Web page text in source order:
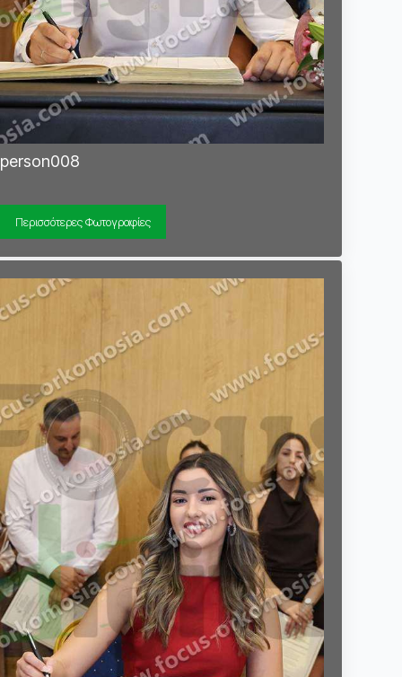
person008
Περισσότερες Φωτογραφίες